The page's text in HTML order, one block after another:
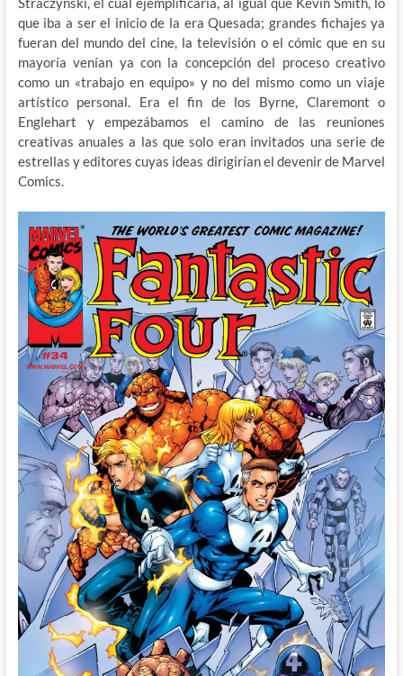
que iba a ser el inicio de la era Quesada; grandes fichajes ya
fueran del mundo del cine, la televisión o el cómic que en su
mayoría venían ya con la concepción del proceso creativo
como un «trabajo en equipo» y no del mismo como un viaje
artístico personal. Era el fin de los Byrne, Claremont o
Englehart y empezábamos el camino de las reuniones
creativas anuales a las que solo eran invitados una serie de
estrellas y editores cuyas ideas dirigirían el devenir de Marvel
Comics.